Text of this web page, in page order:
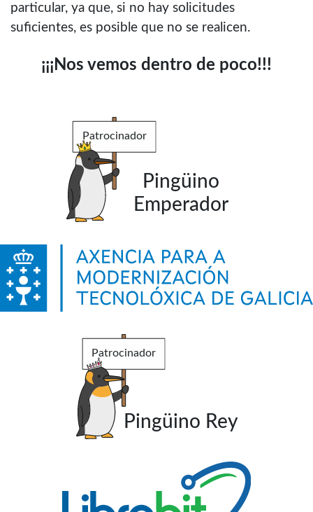
particular, ya que, si no hay solicitudes
suficientes, es posible que no se realicen.
¡¡¡Nos vemos dentro de poco!!!
Patrocinador
Pingüino
Emperador
Patrocinador
Pingüino Rey